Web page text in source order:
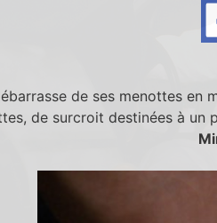
de ses menottes en
de surcroit destinées à un